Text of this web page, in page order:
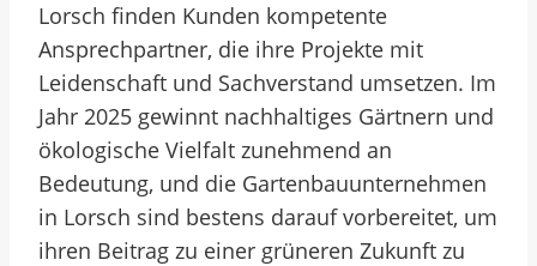
Lorsch finden Kunden kompetente
Ansprechpartner, die ihre Projekte mit
Leidenschaft und Sachverstand umsetzen. Im
Jahr 2025 gewinnt nachhaltiges Gärtnern und
ökologische Vielfalt zunehmend an
Bedeutung, und die Gartenbauunternehmen
in Lorsch sind bestens darauf vorbereitet, um
ihren Beitrag zu einer grüneren Zukunft zu